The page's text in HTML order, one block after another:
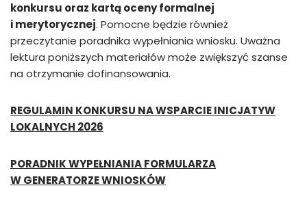
konkursu oraz kartą oceny formalnej
i merytorycznej. Pomocne będzie również
przeczytanie poradnika wypełniania wniosku. Uważna
lektura poniższych materiałów może zwiększyć szanse
na otrzymanie dofinansowania.
REGULAMIN KONKURSU NA WSPARCIE INICJATYW
LOKALNYCH 2026
PORADNIK WYPEŁNIANIA FORMULARZA
W GENERATORZE WNIOSKÓW